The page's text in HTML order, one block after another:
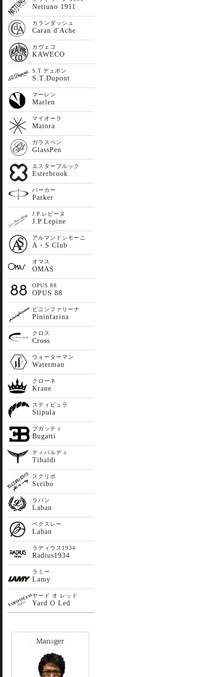
Nettuno 1911
カランダッシュ
Caran d'Ache
カヴェコ
KAWECO
S.T.デュポン
S.T.Dupont
マーレン
Marlen
マイオーラ
Maiora
ガラスペン
GlassPen
エスターブルック
Esterbrook
パーカー
Parker
J.P.レピーヌ
J.P.Lepine
アルマンドシモーニ
A・S Club
オマス
OMAS
OPUS 88
OPUS 88
ピニンファリーナ
Pininfarina
クロス
Cross
ウォーターマン
Waterman
クローネ
Krane
スティピュラ
Stipula
ブガッティ
Bugatti
ティバルディ
Tibaldi
スクリボ
Scribo
ラバン
Laban
ベクスレー
Laban
ラディウス1934
Radius1934
ラミー
Lamy
ヤード オ レッド
Yard O Led